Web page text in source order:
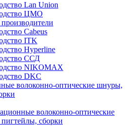
Lan Union
ЦМО
Cabeus
ITK
Hyperline
ССД
NIKOMAX
DKC
волоконно-оптические шнуры,
волоконно-оптические
сборки